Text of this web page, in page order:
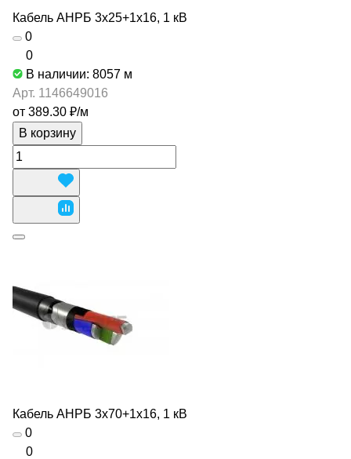
Кабель АНРБ 3х25+1х16, 1 кВ
0
0
В наличии: 8057 м
Арт. 1146649016
от 389.30 ₽/м
В корзину
Кабель АНРБ 3х70+1х16, 1 кВ
0
0